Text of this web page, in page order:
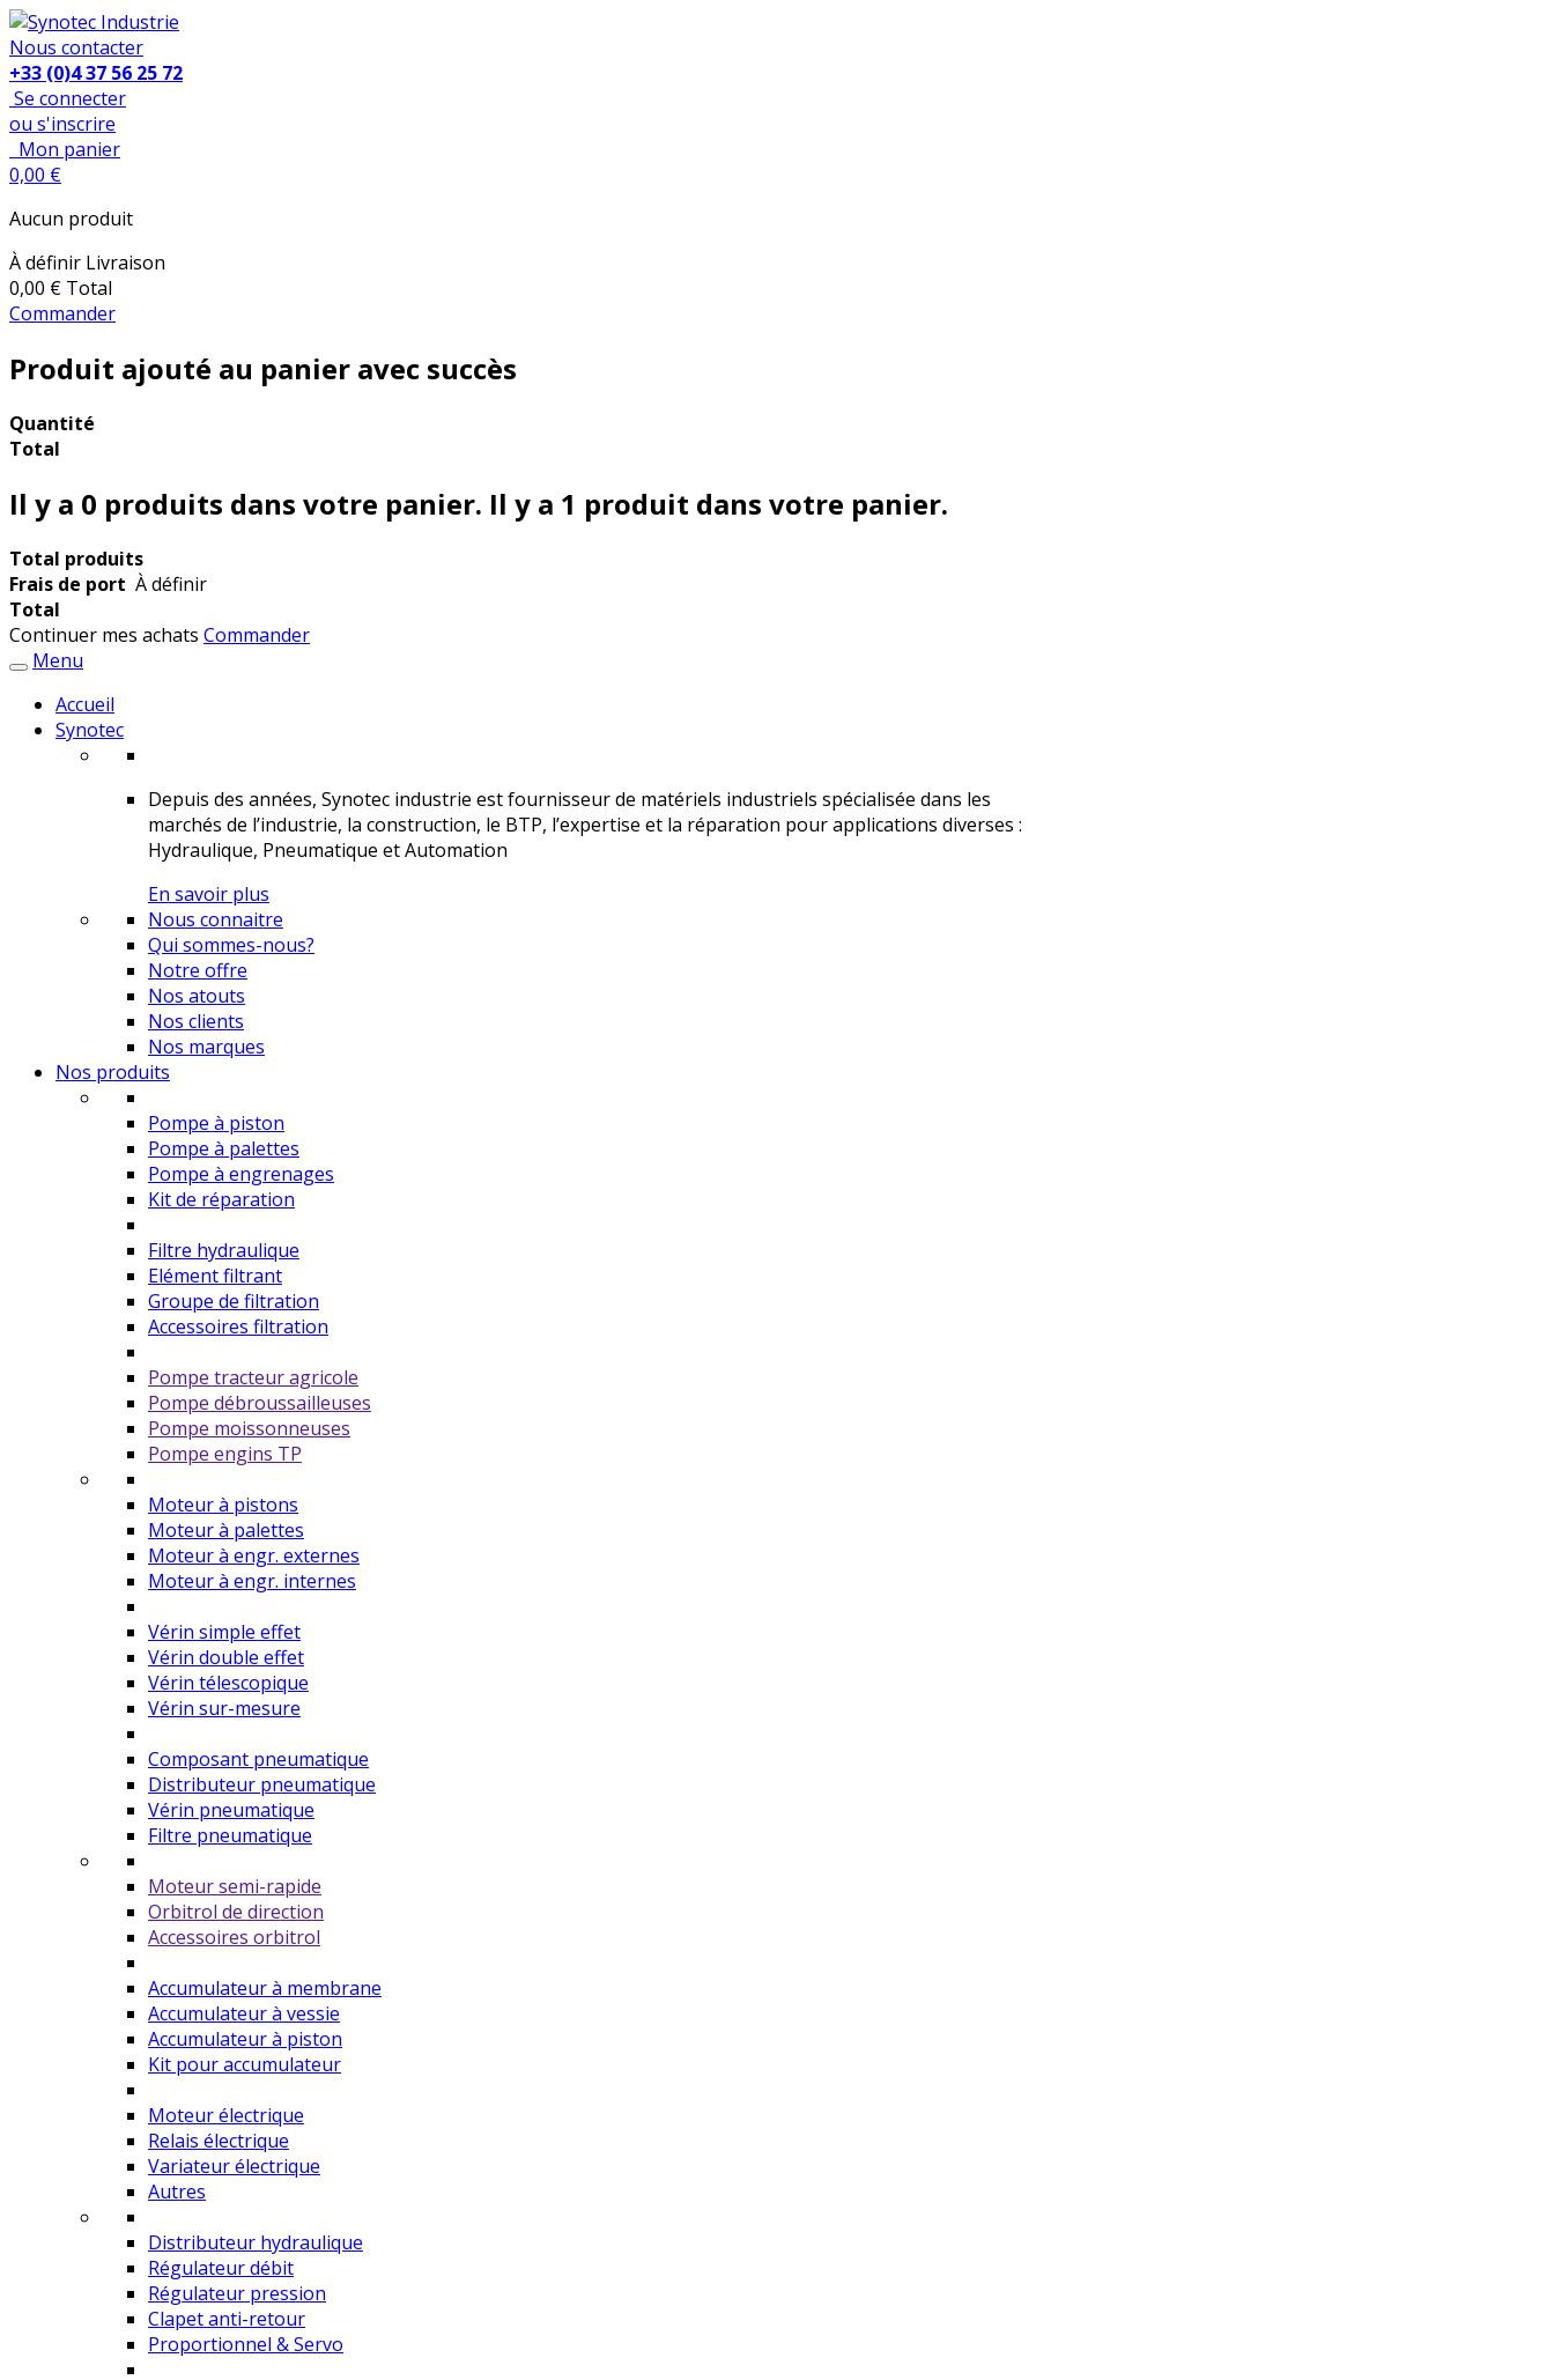
Nous contacter
+33 (0)4 37 56 25 72
Se connecter
ou s'inscrire
Mon panier
0,00 €
Aucun produit
À définir Livraison
0,00 € Total
Commander
Produit ajouté au panier avec succès
Quantité
Total
Il y a 0 produits dans votre panier. Il y a 1 produit dans votre panier.
Total produits
Frais de port À définir
Total
Continuer mes achats Commander
Menu
Accueil
Synotec
Depuis des années, Synotec industrie est fournisseur de matériels industriels spécialisée dans les
marchés de l’industrie, la construction, le BTP, l’expertise et la réparation pour applications diverses :
Hydraulique, Pneumatique et Automation
En savoir plus
Nous connaitre
Qui sommes-nous?
Notre offre
Nos atouts
Nos clients
Nos marques
Nos produits
Pompe à piston
Pompe à palettes
Pompe à engrenages
Kit de réparation
Filtre hydraulique
Elément filtrant
Groupe de filtration
Accessoires filtration
Pompe tracteur agricole
Pompe débroussailleuses
Pompe moissonneuses
Pompe engins TP
Moteur à pistons
Moteur à palettes
Moteur à engr. externes
Moteur à engr. internes
Vérin simple effet
Vérin double effet
Vérin télescopique
Vérin sur-mesure
Composant pneumatique
Distributeur pneumatique
Vérin pneumatique
Filtre pneumatique
Moteur semi-rapide
Orbitrol de direction
Accessoires orbitrol
Accumulateur à membrane
Accumulateur à vessie
Accumulateur à piston
Kit pour accumulateur
Moteur électrique
Relais électrique
Variateur électrique
Autres
Distributeur hydraulique
Régulateur débit
Régulateur pression
Clapet anti-retour
Proportionnel & Servo